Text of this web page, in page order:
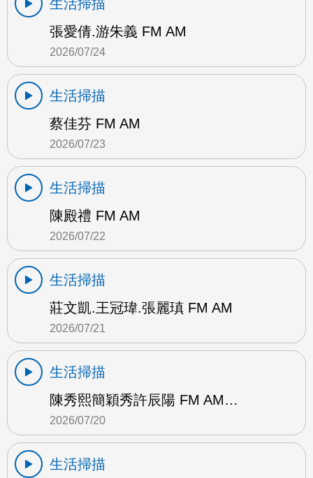
生活掃描
張愛倩.游朱義 FM AM
2026/07/24
生活掃描
蔡佳芬 FM AM
2026/07/23
生活掃描
陳殿禮 FM AM
2026/07/22
生活掃描
莊文凱.王冠瑋.張麗瑱 FM AM
2026/07/21
生活掃描
陳秀熙簡穎秀許辰陽 FM AM…
2026/07/20
生活掃描